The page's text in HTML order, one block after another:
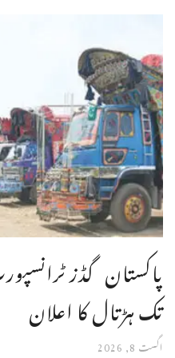
پاکستان گڈز
تک ہڑتال کا اعلان
اگست 8, 2026